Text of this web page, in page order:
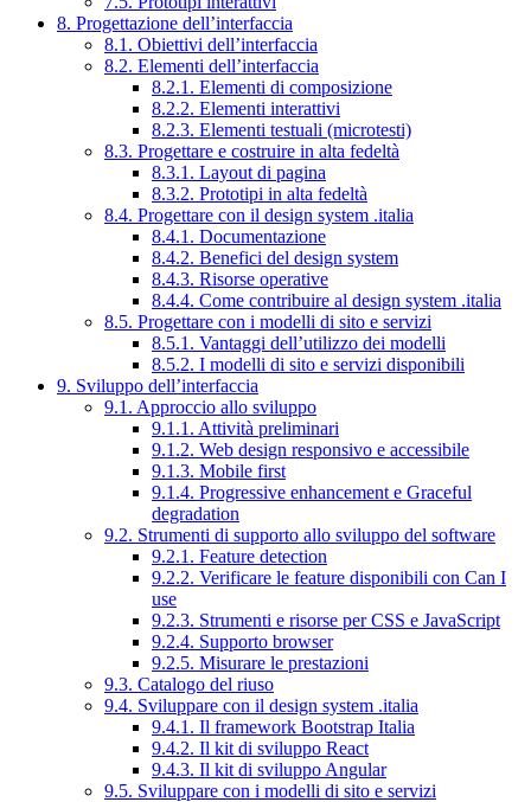
8. Progettazione dell’interfaccia
8.1. Obiettivi dell’interfaccia
8.2. Elementi dell’interfaccia
8.2.1. Elementi di composizione
8.2.2. Elementi interattivi
8.2.3. Elementi testuali (microtesti)
8.3. Progettare e costruire in alta fedeltà
8.3.1. Layout di pagina
8.3.2. Prototipi in alta fedeltà
8.4. Progettare con il design system .italia
8.4.1. Documentazione
8.4.2. Benefici del design system
8.4.3. Risorse operative
8.4.4. Come contribuire al design system .italia
8.5. Progettare con i modelli di sito e servizi
8.5.1. Vantaggi dell’utilizzo dei modelli
8.5.2. I modelli di sito e servizi disponibili
9. Sviluppo dell’interfaccia
9.1. Approccio allo sviluppo
9.1.1. Attività preliminari
9.1.2. Web design responsivo e accessibile
9.1.3. Mobile first
9.1.4. Progressive enhancement e Graceful
degradation
9.2. Strumenti di supporto allo sviluppo del software
9.2.1. Feature detection
9.2.2. Verificare le feature disponibili con Can I
use
9.2.3. Strumenti e risorse per CSS e JavaScript
9.2.4. Supporto browser
9.2.5. Misurare le prestazioni
9.3. Catalogo del riuso
9.4. Sviluppare con il design system .italia
9.4.1. Il framework Bootstrap Italia
9.4.2. Il kit di sviluppo React
9.4.3. Il kit di sviluppo Angular
9.5. Sviluppare con i modelli di sito e servizi